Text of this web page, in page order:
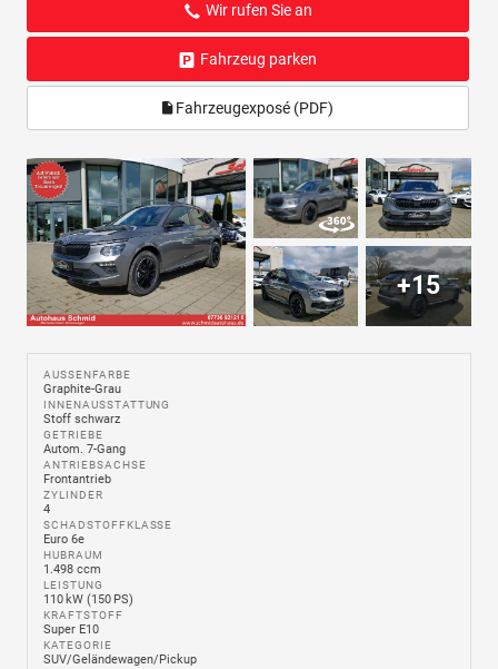
Wir rufen Sie an
Fahrzeug parken
Fahrzeugexposé (PDF)
+15
AUSSENFARBE
Graphite-Grau
INNENAUSSTATTUNG
Stoff schwarz
GETRIEBE
Autom. 7-Gang
ANTRIEBSACHSE
Frontantrieb
ZYLINDER
4
SCHADSTOFFKLASSE
Euro 6e
HUBRAUM
1.498 ccm
LEISTUNG
110 kW (150 PS)
KRAFTSTOFF
Super E10
KATEGORIE
SUV/Geländewagen/Pickup